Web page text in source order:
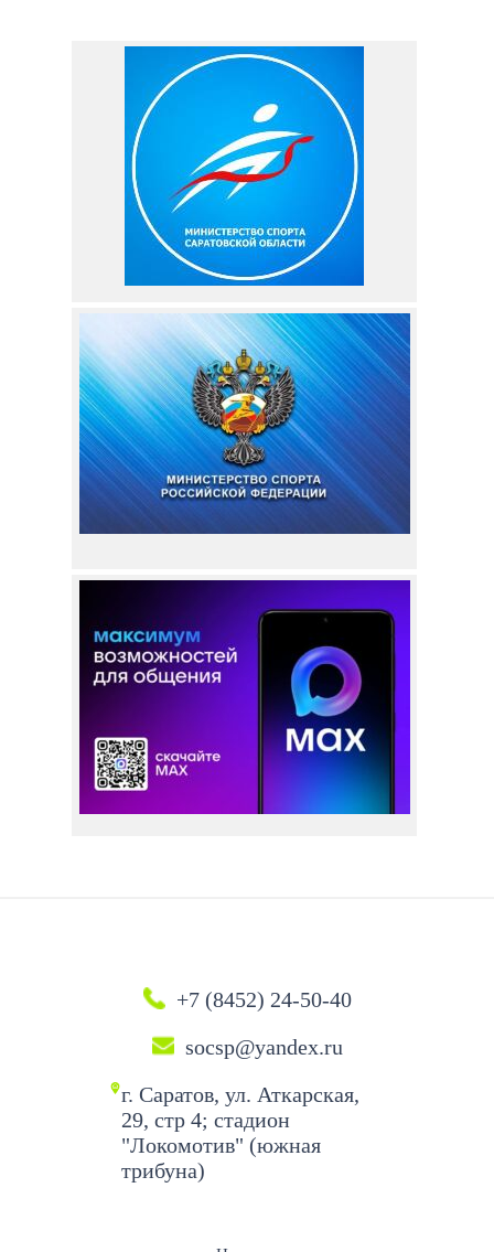
+7 (8452) 24-50-40
socsp@yandex.ru
г. Саратов, ул. Аткарская,
29, стр 4; стадион
"Локомотив" (южная
трибуна)